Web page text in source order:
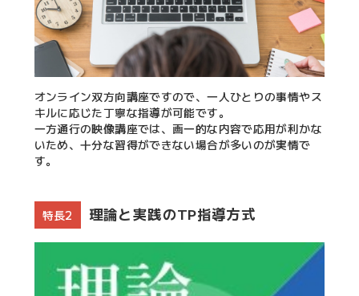
オンライン双方向講座ですので、一人ひとりの事情やス
キルに応じた丁寧な指導が可能です。
一方通行の映像講座では、画一的な内容で応用が利かな
いため、十分な習得ができない場合が多いのが実情で
す。
特長2 理論と実践のTP指導方式